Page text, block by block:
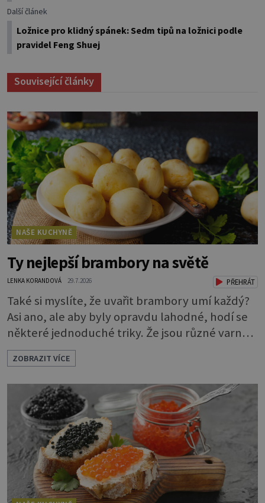
Další článek
Ložnice pro klidný spánek: Sedm tipů na ložnici podle
pravidel Feng Shuej
Související články
NAŠE KUCHYNĚ
Ty nejlepší brambory na světě
LENKA KORANDOVÁ 29.7.2026 PŘEHRÁT
Také si myslíte, že uvařit brambory umí každý?
Asi ano, ale aby byly opravdu lahodné, hodí se
některé jednoduché triky. Že jsou různé varné
typy od A, tedy na saláty, po D na kaši, určitě
víte, takže vyberete podle toho, co chcete
právě uvařit. Vařte správně Spousta lidí vaří
brambory tak, že nalijí do hrnce vodu, osolí ji,
přidají brambory nakrájené na kousky a dají
vařit. Brambor
ZOBRAZIT VÍCE